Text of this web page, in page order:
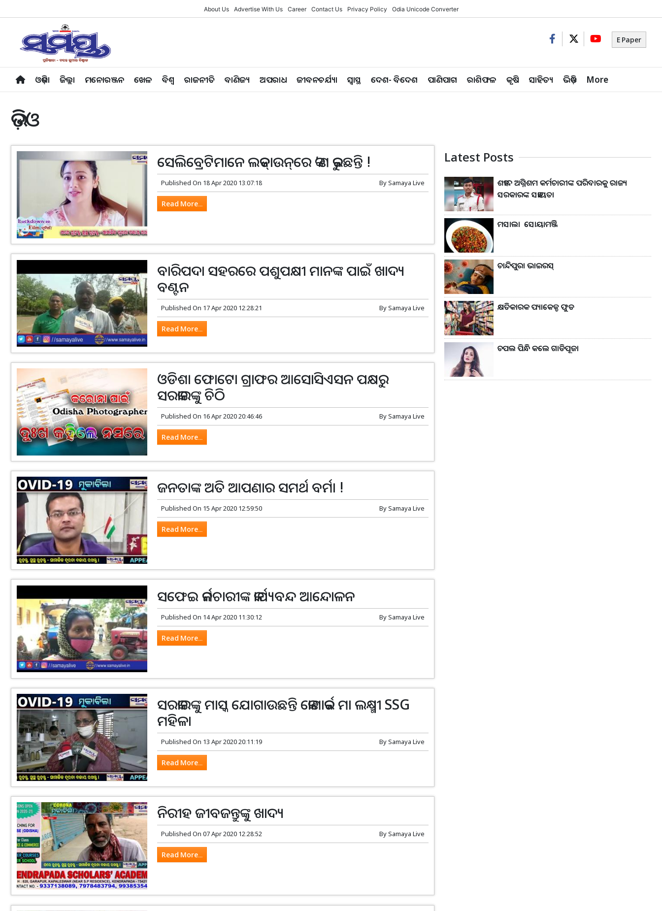
About Us Advertise With Us Career Contact Us Privacy Policy Odia Unicode Converter
E Paper
ଓଡ଼ିଶା ଜିଲ୍ଲା ମନୋରଞ୍ଜନ ଖେଳ ବିଶ୍ବ ରାଜନୀତି ବାଣିଜ୍ୟ ଅପରାଧ ଜୀବନଚର୍ଯ୍ୟା ସ୍ୱାସ୍ଥ ଦେଶ- ବିଦେଶ ପାଣିପାଗ ରାଶିଫଳ କୃଷି ସାହିତ୍ୟ ଭିଡ଼ିଓ More
ଭିଡ଼ିଓ
ସେଲିବ୍ରେଟିମାନେ ଲକ୍‌ଡାଉନ୍‌ରେ କ’ଣ କରୁଛନ୍ତି !
Published On 18 Apr 2020 13:07:18 BySamaya Live
Read More...
ବାରିପଦା ସହରରେ ପଶୁପକ୍ଷୀ ମାନଙ୍କ ପାଇଁ ଖାଦ୍ୟ
ବଣ୍ଟନ
Published On 17 Apr 2020 12:28:21 BySamaya Live
Read More...
ଓଡିଶା ଫୋଟୋ ଗ୍ରାଫର ଆସୋସିଏସନ ପକ୍ଷରୁ
ସରକାରଙ୍କୁ ଚିଠି
Published On 16 Apr 2020 20:46:46 BySamaya Live
Read More...
ଜନତାଙ୍କ ଅତି ଆପଣାର ସମର୍ଥ ବର୍ମା !
Published On 15 Apr 2020 12:59:50 BySamaya Live
Read More...
ସଫେଇ କର୍ମଚାରୀଙ୍କ କାର୍ଯ୍ୟବନ୍ଦ ଆନ୍ଦୋଳନ
Published On 14 Apr 2020 11:30:12 BySamaya Live
Read More...
ସରକାରଙ୍କୁ ମାସ୍କ ଯୋଗାଉଛନ୍ତି କୋଣାର୍କର ମା ଲକ୍ଷ୍ମୀ SSG
ମହିଳା
Published On 13 Apr 2020 20:11:19 BySamaya Live
Read More...
ନିରୀହ ଜୀବଜନ୍ତୁଙ୍କୁ ଖାଦ୍ୟ
Published On 07 Apr 2020 12:28:52 BySamaya Live
Read More...
Latest Posts
ଶହୀଦ ଅଗ୍ନିଶମ କର୍ମଚାରୀଙ୍କ ପରିବାରକୁ ରାଜ୍ୟ
ସରକାରଙ୍କ ସହାୟତା
ମସାଲା ସୋୟାମଞ୍ଜି
ଚାନ୍ଦିପୁରା ଭାଇରସ୍
କ୍ଷତିକାରକ ପ୍ୟାକେଜ୍ଡ ଫୁଡ
ଚପଲ ପିନ୍ଧି କଲେ ଗାଡିପୂଜା